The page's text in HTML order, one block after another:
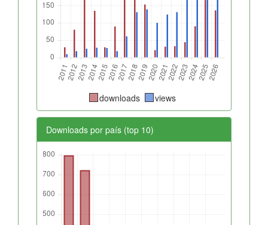
downloads views
Downloads por país (top 10)